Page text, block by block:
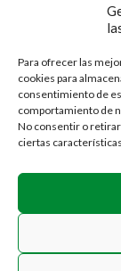
Para ofrecer las
cookies para
consentimiento de
comportamiento de
No consentir o
ciertas